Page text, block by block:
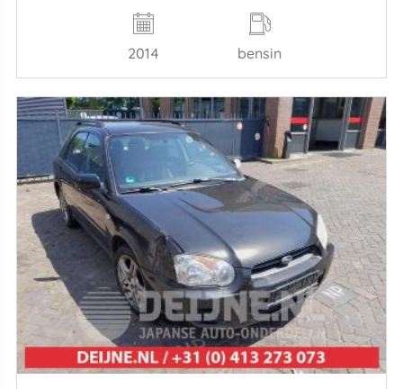
2014 bensin